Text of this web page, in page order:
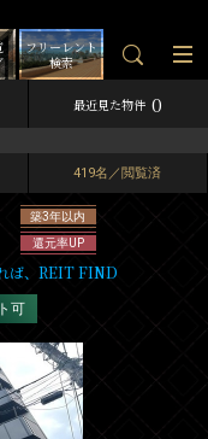
フリーレント
検索
最近見た物件 0
419名／閲覧済
築3年以内
還元率UP
ば、REIT FIND
可